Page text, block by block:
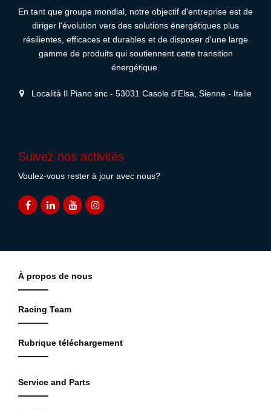
En tant que groupe mondial, notre objectif d'entreprise est de
diriger l'évolution vers des solutions énergétiques plus
résilientes, efficaces et durables et de disposer d'une large
gamme de produits qui soutiennent cette transition
énergétique.
Località Il Piano snc - 53031 Casole d'Elsa, Sienne - Italie
Suivez nos activités
Voulez-vous rester à jour avec nous?
À propos de nous
Racing Team
Rubrique téléchargement
Service and Parts